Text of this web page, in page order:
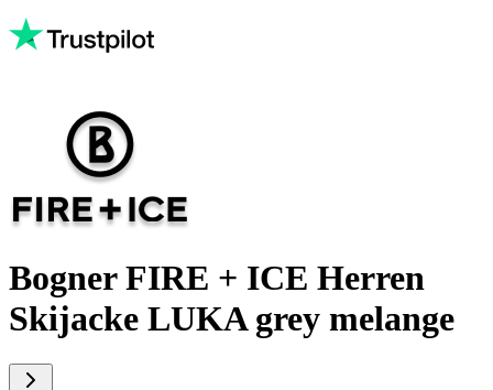
Bogner FIRE + ICE Herren
Skijacke LUKA grey melange